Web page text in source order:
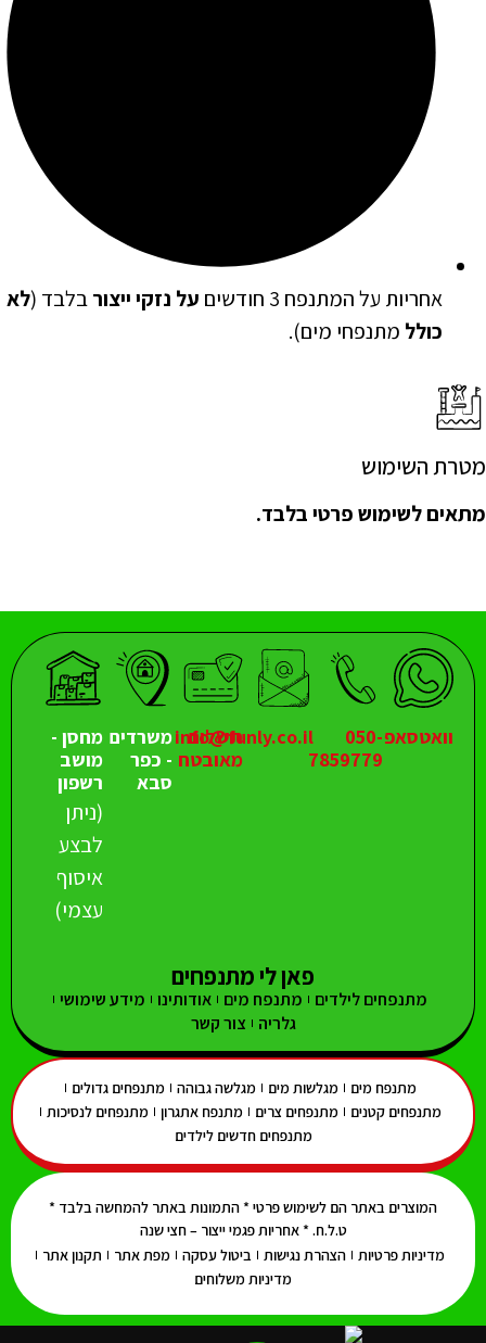
אחריות על המתנפח 3 חודשים על נזקי ייצורבלבד (לא
כולל מתנפחי מים).
מטרת השימוש
מתאים לשימוש פרטי בלבד.
וואטסאפ050-
7859779
info@funly.co.il
תשלום
מאובטח
משרדים
- כפר
סבא
מחסן -
מושב
רשפון
(ניתן
לבצע
איסוף
עצמי)
מתנפחים לילדים מתנפח מים אודותינו מידע שימושי
גלריה
צור קשר
פאן לי מתנפחים
מתנפח מים מגלשות מים מגלשה גבוהה
מתנפחים גדולים
מתנפחים קטנים
מתנפחים צרים מתנפח אתגרון
מתנפחים לנסיכות
מתנפחים חדשים לילדים
המוצרים באתר הם לשימוש פרטי * התמונות באתר להמחשה בלבד *
ט.ל.ח. * אחריות פגמי ייצור – חצי שנה
מדיניות פרטיות
הצהרת נגישות ביטול עסקה מפת אתר
תקנון אתר
מדיניות משלוחים